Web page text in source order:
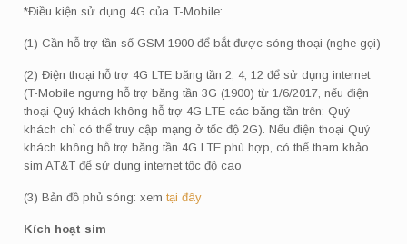
*Điều kiện sử dụng 4G của T-Mobile:
(1) Cần hỗ trợ tần số GSM 1900 để bắt được sóng thoại (nghe gọi)
(2) Điện thoại hỗ trợ 4G LTE băng tần 2, 4, 12 để sử dụng internet
(T-Mobile ngưng hỗ trợ băng tần 3G (1900) từ 1/6/2017, nếu điện
thoại Quý khách không hỗ trợ 4G LTE các băng tần trên; Quý
khách chỉ có thể truy cập mạng ở tốc độ 2G). Nếu điện thoại Quý
khách không hỗ trợ băng tần 4G LTE phù hợp, có thể tham khảo
sim AT&T để sử dụng internet tốc độ cao
(3) Bản đồ phủ sóng: xemtại đây
Kích hoạt sim